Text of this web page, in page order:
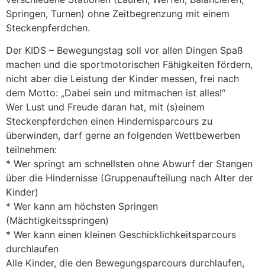
Springen, Turnen) ohne Zeitbegrenzung mit einem
Steckenpferdchen.
Der KIDS – Bewegungstag soll vor allen Dingen Spaß
machen und die sportmotorischen Fähigkeiten fördern,
nicht aber die Leistung der Kinder messen, frei nach
dem Motto: „Dabei sein und mitmachen ist alles!“
Wer Lust und Freude daran hat, mit (s)einem
Steckenpferdchen einen Hindernisparcours zu
überwinden, darf gerne an folgenden Wettbewerben
teilnehmen:
* Wer springt am schnellsten ohne Abwurf der Stangen
über die Hindernisse (Gruppenaufteilung nach Alter der
Kinder)
* Wer kann am höchsten Springen
(Mächtigkeitsspringen)
* Wer kann einen kleinen Geschicklichkeitsparcours
durchlaufen
Alle Kinder, die den Bewegungsparcours durchlaufen,